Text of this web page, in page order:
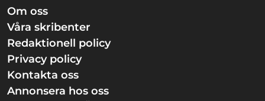
Om oss
Våra skribenter
Redaktionell policy
Privacy policy
Kontakta oss
Annonsera hos oss